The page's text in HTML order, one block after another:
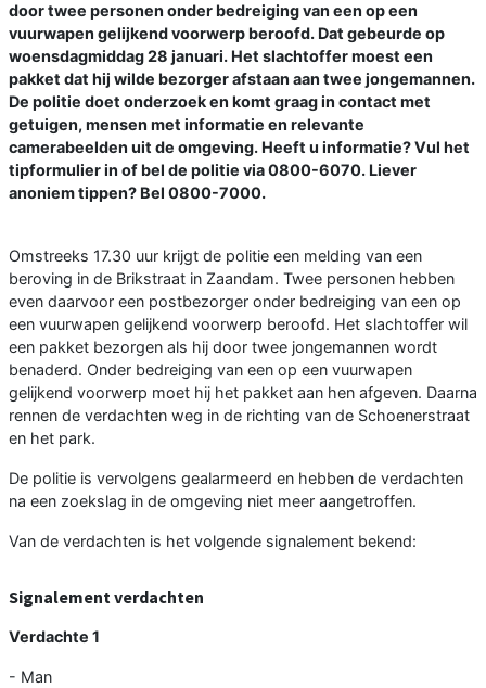
door twee personen onder bedreiging van een op een
vuurwapen gelijkend voorwerp beroofd. Dat gebeurde op
woensdagmiddag 28 januari. Het slachtoffer moest een
pakket dat hij wilde bezorger afstaan aan twee jongemannen.
De politie doet onderzoek en komt graag in contact met
getuigen, mensen met informatie en relevante
camerabeelden uit de omgeving. Heeft u informatie? Vul het
tipformulier in of bel de politie via 0800-6070. Liever
anoniem tippen? Bel 0800-7000.
Omstreeks 17.30 uur krijgt de politie een melding van een
beroving in de Brikstraat in Zaandam. Twee personen hebben
even daarvoor een postbezorger onder bedreiging van een op
een vuurwapen gelijkend voorwerp beroofd. Het slachtoffer wil
een pakket bezorgen als hij door twee jongemannen wordt
benaderd. Onder bedreiging van een op een vuurwapen
gelijkend voorwerp moet hij het pakket aan hen afgeven. Daarna
rennen de verdachten weg in de richting van de Schoenerstraat
en het park.
De politie is vervolgens gealarmeerd en hebben de verdachten
na een zoekslag in de omgeving niet meer aangetroffen.
Van de verdachten is het volgende signalement bekend:
Signalement verdachten
Verdachte 1
- Man